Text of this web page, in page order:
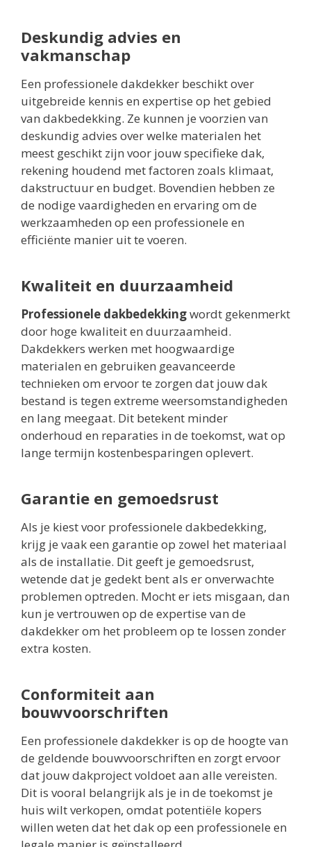
Deskundig advies en
vakmanschap
Een professionele dakdekker beschikt over
uitgebreide kennis en expertise op het gebied
van dakbedekking. Ze kunnen je voorzien van
deskundig advies over welke materialen het
meest geschikt zijn voor jouw specifieke dak,
rekening houdend met factoren zoals klimaat,
dakstructuur en budget. Bovendien hebben ze
de nodige vaardigheden en ervaring om de
werkzaamheden op een professionele en
efficiënte manier uit te voeren.
Kwaliteit en duurzaamheid
Professionele dakbedekkingwordt gekenmerkt
door hoge kwaliteit en duurzaamheid.
Dakdekkers werken met hoogwaardige
materialen en gebruiken geavanceerde
technieken om ervoor te zorgen dat jouw dak
bestand is tegen extreme weersomstandigheden
en lang meegaat. Dit betekent minder
onderhoud en reparaties in de toekomst, wat op
lange termijn kostenbesparingen oplevert.
Garantie en gemoedsrust
Als je kiest voor professionele dakbedekking,
krijg je vaak een garantie op zowel het materiaal
als de installatie. Dit geeft je gemoedsrust,
wetende dat je gedekt bent als er onverwachte
problemen optreden. Mocht er iets misgaan, dan
kun je vertrouwen op de expertise van de
dakdekker om het probleem op te lossen zonder
extra kosten.
Conformiteit aan
bouwvoorschriften
Een professionele dakdekker is op de hoogte van
de geldende bouwvoorschriften en zorgt ervoor
dat jouw dakproject voldoet aan alle vereisten.
Dit is vooral belangrijk als je in de toekomst je
huis wilt verkopen, omdat potentiële kopers
willen weten dat het dak op een professionele en